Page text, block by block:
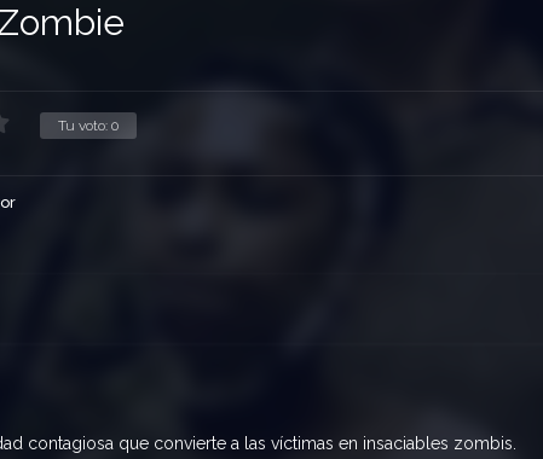
Tu voto: 0
contagiosa que convierte a las víctimas en insaciables zombis.